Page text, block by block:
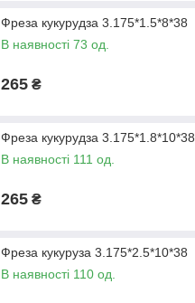
Фреза кукурудза 3.175*1.5*8*38
В наявності 73 од.
265 ₴
Фреза кукурудза 3.175*1.8*10*38
В наявності 111 од.
265 ₴
Фреза кукуруза 3.175*2.5*10*38
В наявності 110 од.